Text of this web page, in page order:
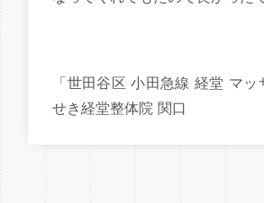
「世田谷区 小田急線 経堂 マッ
せき経堂整体院 関口